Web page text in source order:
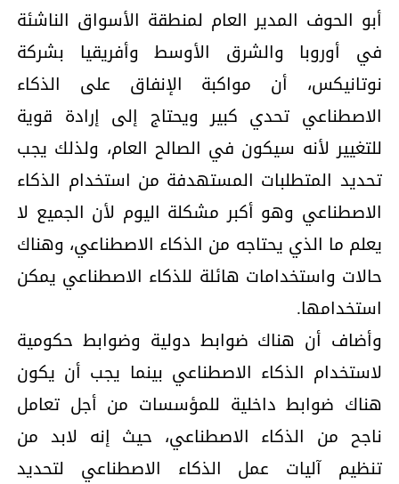
أبو الحوف المدير العام لمنطقة الأسواق الناشئة
في أوروبا والشرق الأوسط وأفريقيا بشركة
نوتانيكس، أن مواكبة الإنفاق على الذكاء
الاصطناعي تحدي كبير ويحتاج إلى إرادة قوية
للتغيير لأنه سيكون في الصالح العام، ولذلك يجب
تحديد المتطلبات المستهدفة من استخدام الذكاء
الاصطناعي وهو أكبر مشكلة اليوم لأن الجميع لا
يعلم ما الذي يحتاجه من الذكاء الاصطناعي، وهناك
حالات واستخدامات هائلة للذكاء الاصطناعي يمكن
استخدامها.
وأضاف أن هناك ضوابط دولية وضوابط حكومية
لاستخدام الذكاء الاصطناعي بينما يجب أن يكون
هناك ضوابط داخلية للمؤسسات من أجل تعامل
ناجح من الذكاء الاصطناعي، حيث إنه لابد من
تنظيم آليات عمل الذكاء الاصطناعي لتحديد